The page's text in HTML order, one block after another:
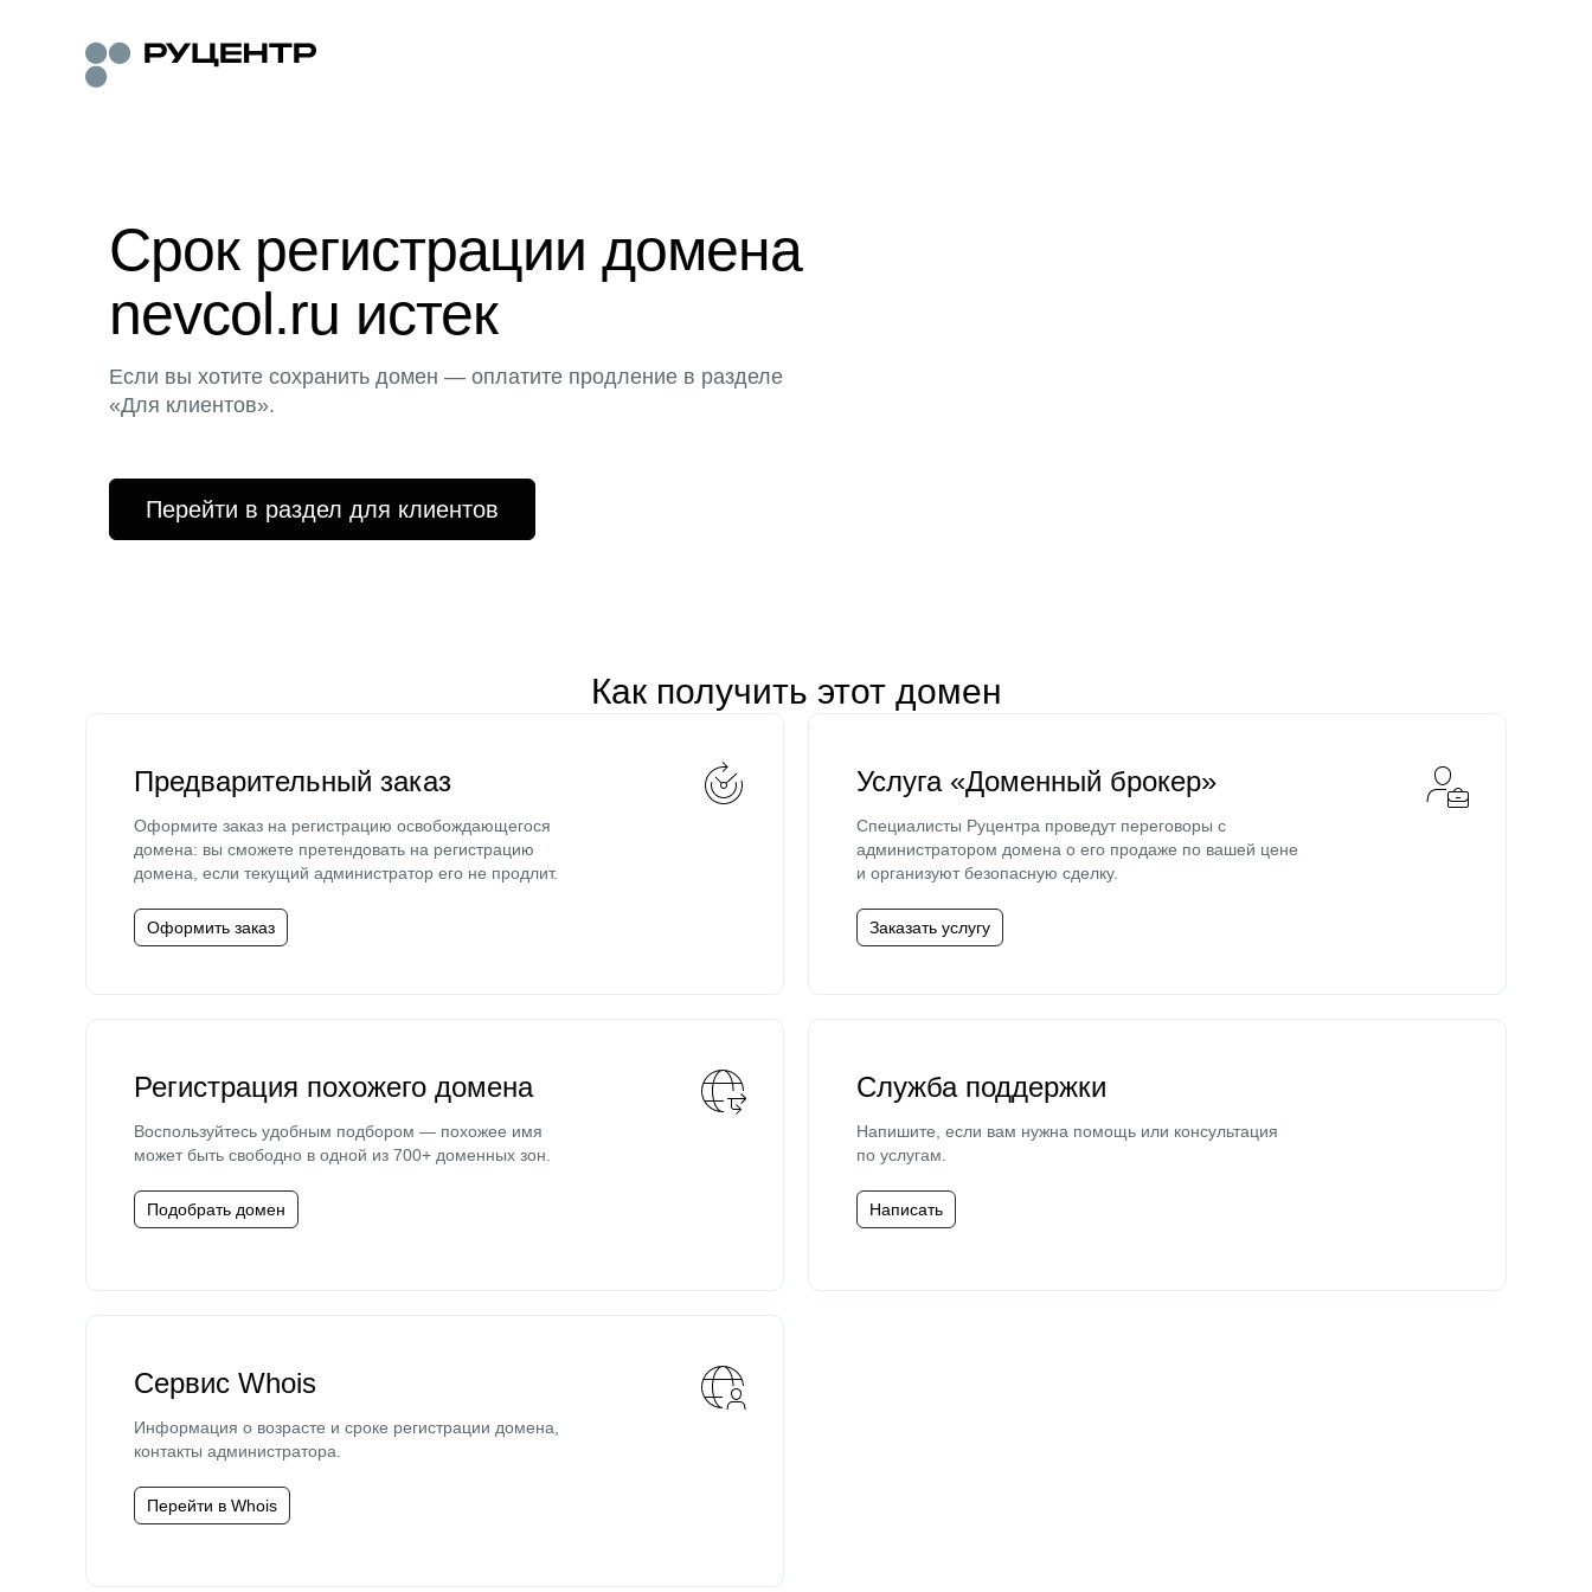
Срок регистрации домена
nevcol.ru истек
Если вы хотите сохранить домен — оплатите продление в разделе
«Для клиентов».
Перейти в раздел для клиентов
Как получить этот домен
Предварительный заказ
Оформите заказ на регистрацию освобождающегося
домена: вы сможете претендовать на регистрацию
домена, если текущий администратор его не продлит.
Оформить заказ
Услуга «Доменный брокер»
Специалисты Руцентра проведут переговоры с
администратором домена о его продаже по вашей цене
и организуют безопасную сделку.
Заказать услугу
Регистрация похожего домена
Воспользуйтесь удобным подбором — похожее имя
может быть свободно в одной из 700+ доменных зон.
Подобрать домен
Служба поддержки
Напишите, если вам нужна помощь или консультация
по услугам.
Написать
Сервис Whois
Информация о возрасте и сроке регистрации домена,
контакты администратора.
Перейти в Whois